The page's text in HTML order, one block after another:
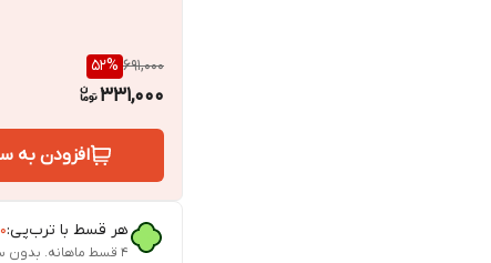
691,000
52%
331,000
افزودن به
هر قسط با ترب‌پی:
۴ قسط ماهانه. بدون سود، چک و ضامن.